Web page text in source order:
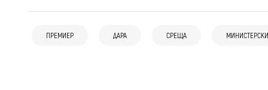
ПРЕМИЕР ДАРА СРЕЩА
Николай Денков избра Пирин за почивка:
преход (Снимки)
С 30% нагоре: Годишната винетка
България